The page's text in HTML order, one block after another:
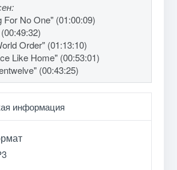
For No One" (01:00:09)
Order" (01:13:10)
Like Home" (00:53:01)
(00:43:25)
информация